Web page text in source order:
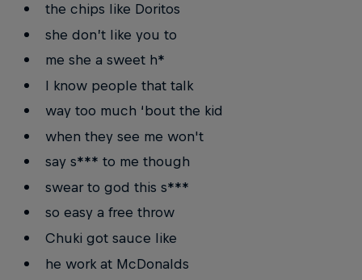
the chips like Doritos
she don’t like you to
me she a sweet h*
I know people that talk
way too much ‘bout the kid
when they see me won't
say s*** to me though
swear to god this s***
so easy a free throw
Chuki got sauce like
he work at McDonalds